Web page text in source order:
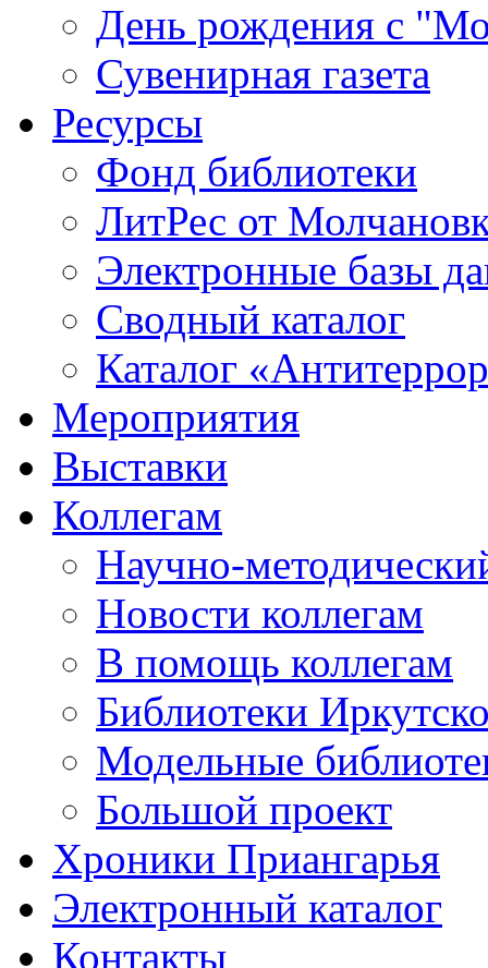
День рождения с
Сувенирная газета
Ресурсы
Фонд библиотеки
ЛитРес от
Электронные базы
Сводный каталог
Каталог
Мероприятия
Выставки
Коллегам
Научно-
Новости коллегам
В помощь коллегам
Библиотеки
Модельные
Большой проект
Хроники Приангарья
Электронный каталог
Контакты